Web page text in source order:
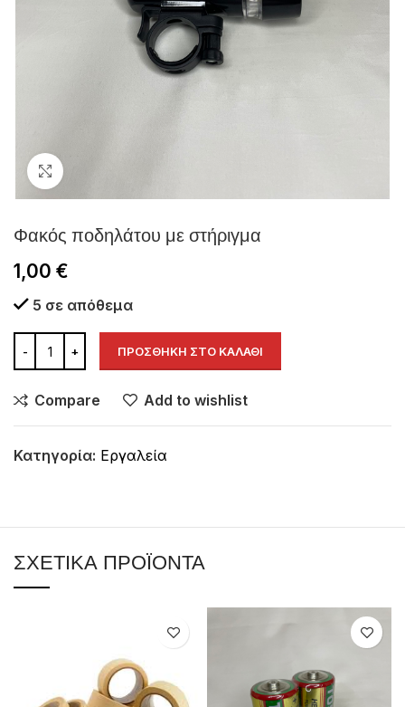
Φακός ποδηλάτου με στήριγμα
1,00 €
5 σε απόθεμα
ΠΡΟΣΘΉΚΗ ΣΤΟ ΚΑΛΆΘΙ
Compare Add to wishlist
Κατηγορία: Εργαλεία
ΣΧΕΤΙΚΆ ΠΡΟΪΌΝΤΑ